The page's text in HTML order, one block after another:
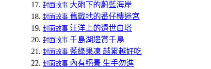
封面故事 大砲下的蔚藍海岸
封面故事 舊戰地的番仔樓迷宮
封面故事 汪洋上的遺世白塔
封面故事 千島湖邊賞千鳥
封面故事 藍綠果凍 越累越好吃
封面故事 內有絕景 生手勿進